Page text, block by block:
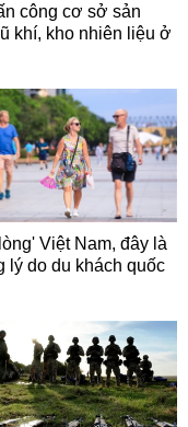
công cơ sở sản
khí, kho nhiên liệu ở
Việt Nam, đây là
lý do du khách quốc